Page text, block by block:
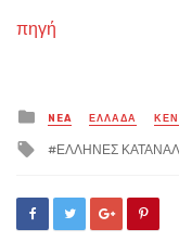
πηγή
Posted
in
NEA ΕΛΛΑΔΑ
Tagged
ΕΛΛΗΝΕΣ